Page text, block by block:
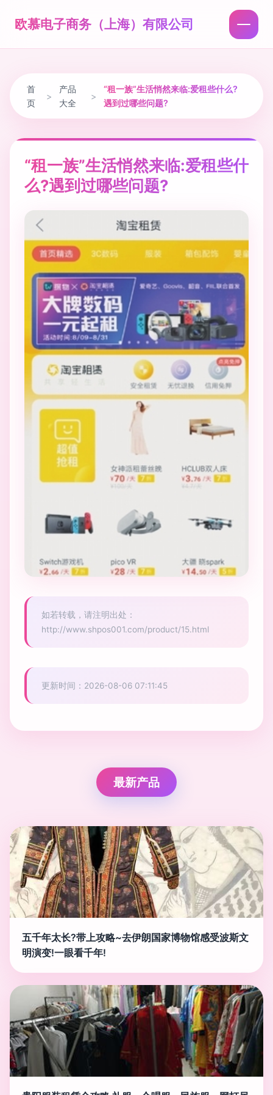
欧慕电子商务（上海）有限公司
首
页
>
产品
大全
>
“租一族”生活悄然来临:爱租些什么?
遇到过哪些问题?
“租一族”生活悄然来临:爱租些什
么?遇到过哪些问题?
如若转载，请注明出处：
http://www.shpos001.com/product/15.html
更新时间：2026-08-06 07:11:45
最新产品
五千年太长?带上攻略~去伊朗国家博物馆感受波斯文
明演变!一眼看千年!